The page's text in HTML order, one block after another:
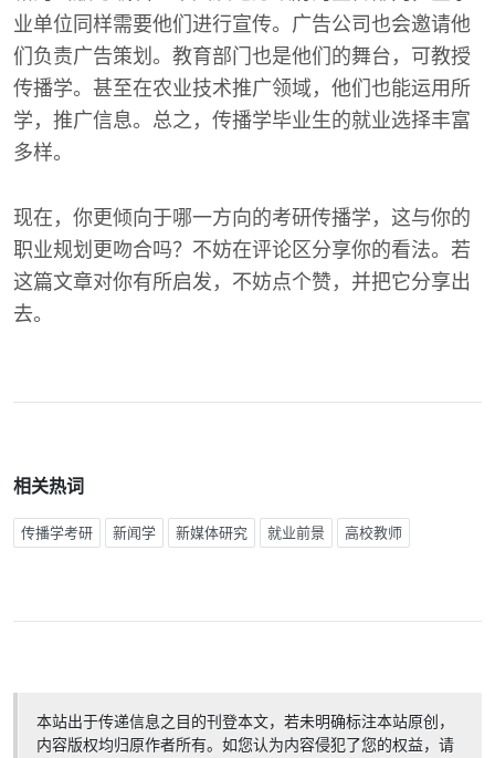
业单位同样需要他们进行宣传。广告公司也会邀请他
们负责广告策划。教育部门也是他们的舞台，可教授
传播学。甚至在农业技术推广领域，他们也能运用所
学，推广信息。总之，传播学毕业生的就业选择丰富
多样。
现在，你更倾向于哪一方向的考研传播学，这与你的
职业规划更吻合吗？不妨在评论区分享你的看法。若
这篇文章对你有所启发，不妨点个赞，并把它分享出
去。
相关热词
传播学考研 新闻学 新媒体研究 就业前景 高校教师
本站出于传递信息之目的刊登本文，若未明确标注本站原创，
内容版权均归原作者所有。如您认为内容侵犯了您的权益，请